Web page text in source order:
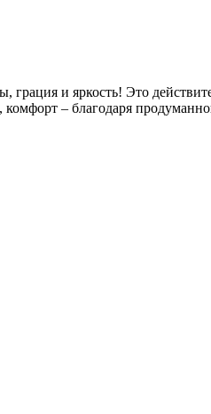
и яркость! Это
– благодаря